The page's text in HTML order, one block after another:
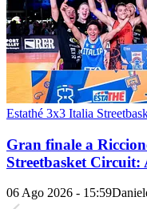
Estathé 3x3 Italia
Gran finale a
Streetbasket
06 Ago 2026 - 15:59